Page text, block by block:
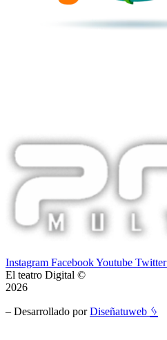
Instagram FacebookYoutube Twitter
El teatro Digital ©
2026
– Desarrollado porDiseñatuweb ᛃ